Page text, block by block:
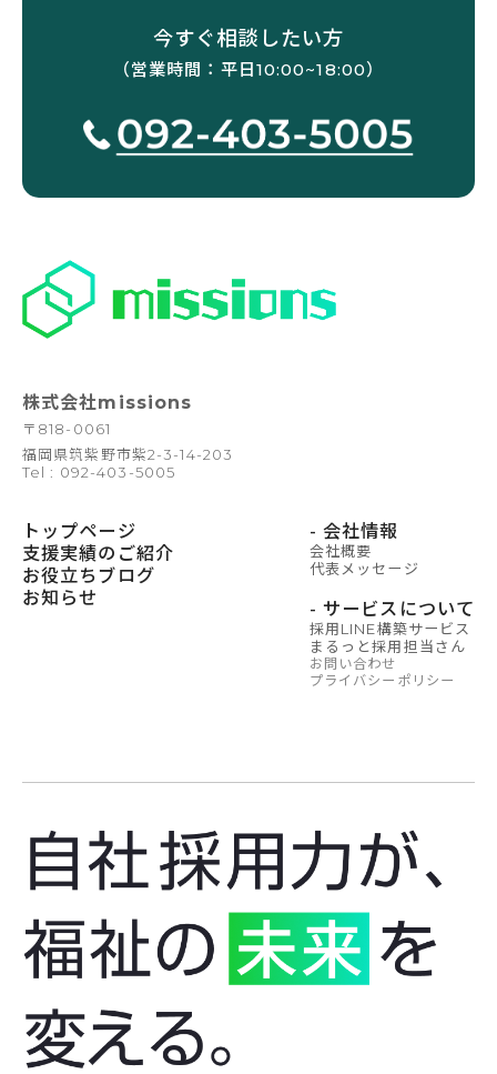
今すぐ相談したい方
（営業時間：平日10:00~18:00）
株式会社missions
〒 818-0061
福岡県筑紫野市紫2-3-14-203
Tel : 092-403-5005
トップページ
支援実績のご紹介
お役立ちブログ
お知らせ
- 会社情報
会社概要
代表メッセージ
- サービスについて
採用LINE構築サービス
まるっと採用担当さん
お問い合わせ
プライバシーポリシー